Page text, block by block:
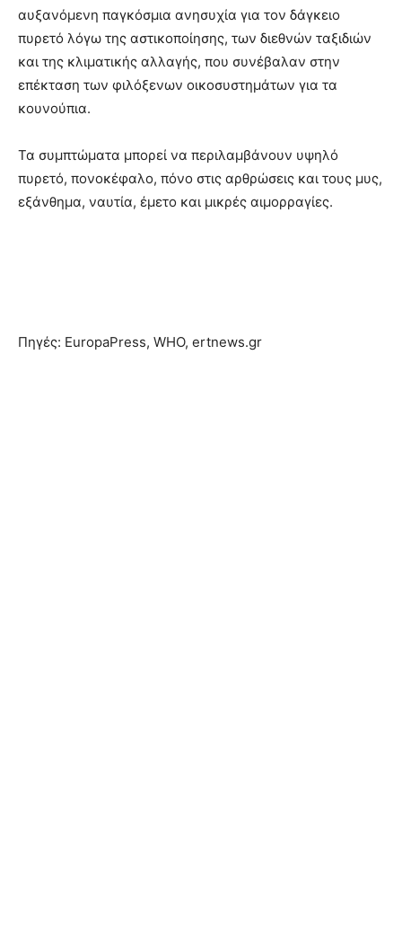
αυξανόμενη παγκόσμια ανησυχία για τον δάγκειο
πυρετό λόγω της αστικοποίησης, των διεθνών ταξιδιών
και της κλιματικής αλλαγής, που συνέβαλαν στην
επέκταση των φιλόξενων οικοσυστημάτων για τα
κουνούπια.
Τα συμπτώματα μπορεί να περιλαμβάνουν υψηλό
πυρετό, πονοκέφαλο, πόνο στις αρθρώσεις και τους μυς,
εξάνθημα, ναυτία, έμετο και μικρές αιμορραγίες.
Πηγές: EuropaPress, WHO, ertnews.gr